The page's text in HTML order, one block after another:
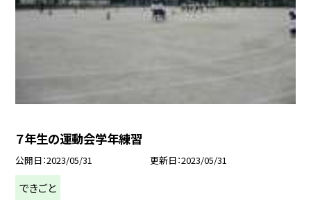
７年生の運動会学年練習
公開日 2023/05/31 更新日 2023/05/31
できごと